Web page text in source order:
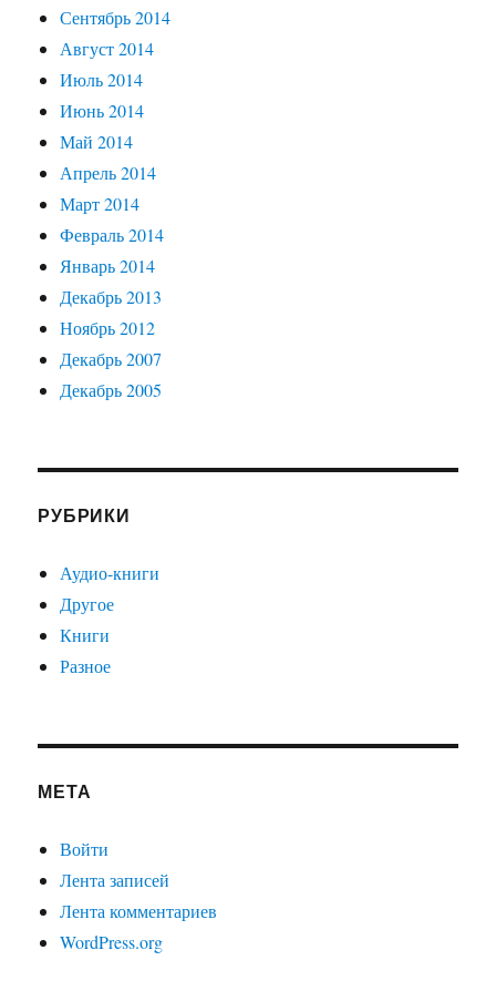
Сентябрь 2014
Август 2014
Июль 2014
Июнь 2014
Май 2014
Апрель 2014
Март 2014
Февраль 2014
Январь 2014
Декабрь 2013
Ноябрь 2012
Декабрь 2007
Декабрь 2005
РУБРИКИ
Аудио-книги
Другое
Книги
Разное
МЕТА
Войти
Лента записей
Лента комментариев
WordPress.org